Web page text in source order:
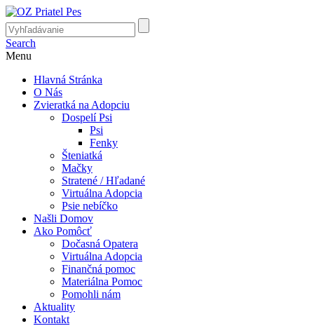
Search
Menu
Hlavná Stránka
O Nás
Zvieratká na Adopciu
Dospelí Psi
Psi
Fenky
Šteniatká
Mačky
Stratené / Hľadané
Virtuálna Adopcia
Psie nebíčko
Našli Domov
Ako Pomôcť
Dočasná Opatera
Virtuálna Adopcia
Finančná pomoc
Materiálna Pomoc
Pomohli nám
Aktuality
Kontakt